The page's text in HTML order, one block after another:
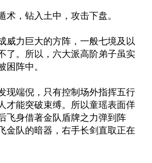
术，钻入土中，攻击下盘。
威力巨大的方阵，一般七境及以
了。所以，六大派高阶弟子虽实
困阵中。
现端倪，只有控制场外指挥五行
才能突破束缚。所以童瑶表面佯
飞身借著金队盾牌之力弹到阵
金队的暗器，右手长剑直取正在